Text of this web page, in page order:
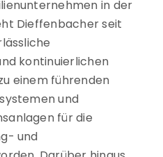
in der
Dieffenbacher seit
kontinuierlichen
einem führenden
und
für die
und